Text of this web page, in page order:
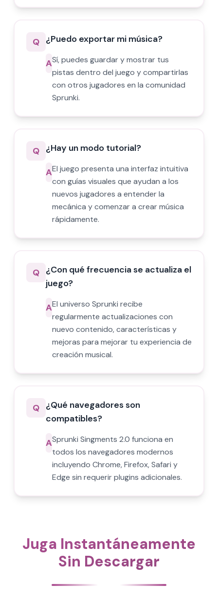
Q ¿Puedo exportar mi música?
ASí, puedes guardar y mostrar tus
pistas dentro del juego y compartirlas
con otros jugadores en la comunidad
Sprunki.
Q ¿Hay un modo tutorial?
AEl juego presenta una interfaz intuitiva
con guías visuales que ayudan a los
nuevos jugadores a entender la
mecánica y comenzar a crear música
rápidamente.
Q ¿Con qué frecuencia se actualiza el
juego?
AEl universo Sprunki recibe
regularmente actualizaciones con
nuevo contenido, características y
mejoras para mejorar tu experiencia de
creación musical.
Q ¿Qué navegadores son
compatibles?
ASprunki Singments 2.0 funciona en
todos los navegadores modernos
incluyendo Chrome, Firefox, Safari y
Edge sin requerir plugins adicionales.
Juga Instantáneamente
Sin Descargar